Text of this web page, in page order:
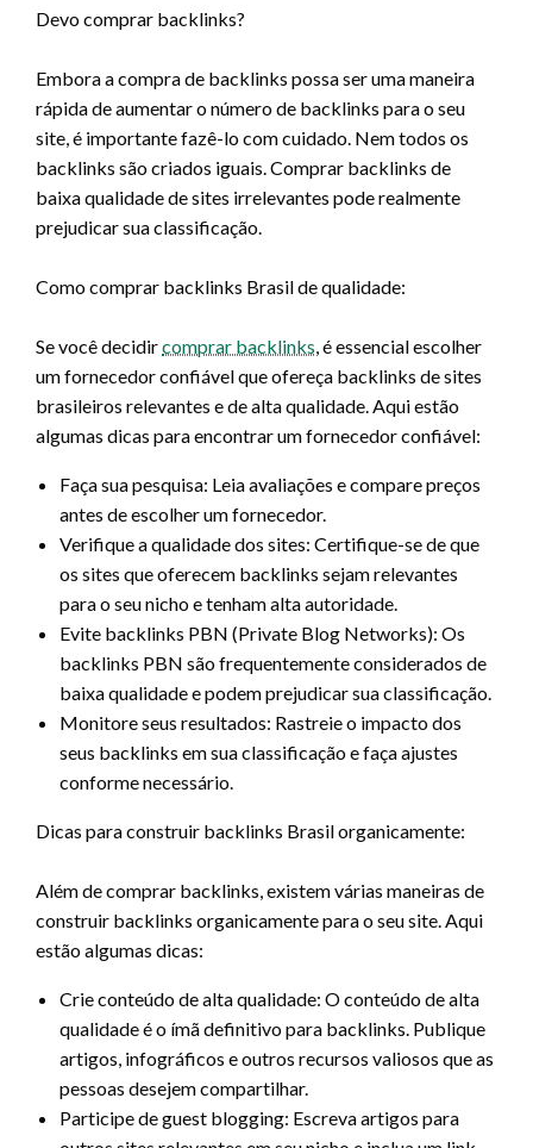
Devo comprar backlinks?
Embora a compra de backlinks possa ser uma maneira
rápida de aumentar o número de backlinks para o seu
site, é importante fazê-lo com cuidado. Nem todos os
backlinks são criados iguais. Comprar backlinks de
baixa qualidade de sites irrelevantes pode realmente
prejudicar sua classificação.
Como comprar backlinks Brasil de qualidade:
Se você decidircomprar backlinks, é essencial escolher
um fornecedor confiável que ofereça backlinks de sites
brasileiros relevantes e de alta qualidade. Aqui estão
algumas dicas para encontrar um fornecedor confiável:
Faça sua pesquisa: Leia avaliações e compare preços
antes de escolher um fornecedor.
Verifique a qualidade dos sites: Certifique-se de que
os sites que oferecem backlinks sejam relevantes
para o seu nicho e tenham alta autoridade.
Evite backlinks PBN (Private Blog Networks): Os
backlinks PBN são frequentemente considerados de
baixa qualidade e podem prejudicar sua classificação.
Monitore seus resultados: Rastreie o impacto dos
seus backlinks em sua classificação e faça ajustes
conforme necessário.
Dicas para construir backlinks Brasil organicamente:
Além de comprar backlinks, existem várias maneiras de
construir backlinks organicamente para o seu site. Aqui
estão algumas dicas:
Crie conteúdo de alta qualidade: O conteúdo de alta
qualidade é o ímã definitivo para backlinks. Publique
artigos, infográficos e outros recursos valiosos que as
pessoas desejem compartilhar.
Participe de guest blogging: Escreva artigos para